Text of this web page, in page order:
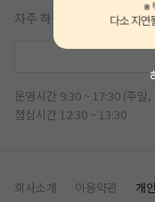
자주 하는 질문
운영시간 9:30 ~ 17:30 (주말,
점심시간 12:30 ~ 13:30
회사소개 이용약관 개